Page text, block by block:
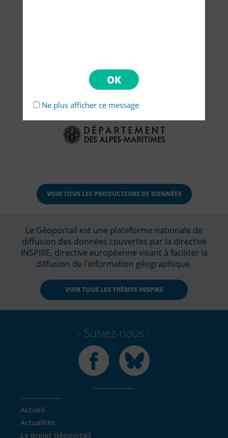
Ne plus afficher ce message
VOIR TOUS LES PRODUCTEURS DE DONNÉES
Le Géoportail est une plateforme nationale de
diffusion des données couvertes par la directive
INSPIRE, directive européenne visant à faciliter la
diffusion de l'information géographique.
VOIR TOUS LES THÈMES INSPIRE
Suivez-nous
Facebook Bluesky
Accueil
Actualités
Le projet Géoportail